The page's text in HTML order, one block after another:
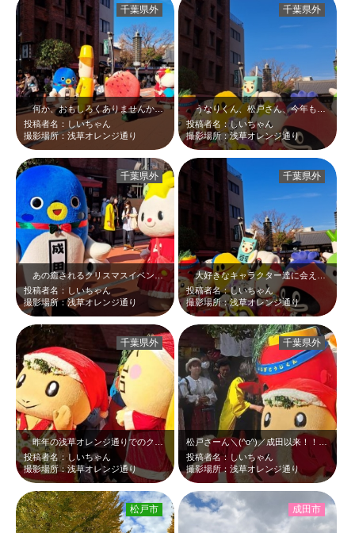
何か、おもしろくありませんか？こちらのお写真！！うなりくんは目立っていますが…
投稿者名：しいちゃん
撮影場所：浅草オレンジ通り
千葉県外
うなりくん、松戸さん、今年も来てくれるんだよね？一緒にクリスマス過ごせるんだ…
投稿者名：しいちゃん
撮影場所：浅草オレンジ通り
千葉県外
あの癒されるクリスマスイベントからもう半年ですか…。今年もまた行こう！！千葉…
投稿者名：しいちゃん
撮影場所：浅草オレンジ通り
千葉県外
大好きなキャラクター達に会えて幸せな浅草でのクリスマス＼(^o^)／ちなみに…
投稿者名：しいちゃん
撮影場所：浅草オレンジ通り
千葉県外
投稿者名：しいちゃん
撮影場所：浅草オレンジ通り
千葉県外
松戸さーん＼(^o^)／成田以来！！お久しぶり！！
投稿者名：しいちゃん
撮影場所：浅草オレンジ通り
千葉県外
松戸市 成田市